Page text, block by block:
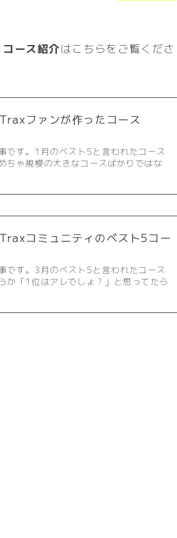
ース紹介はこちらをご覧くださ
ファンが作ったコース
です。1月のベスト5と言われたコース
ちゃ規模の大きなコースばかりではな
コミュニティのベスト5コー
です。3月のベスト5と言われたコース
「1位はアレでしょ？」と思ってたら